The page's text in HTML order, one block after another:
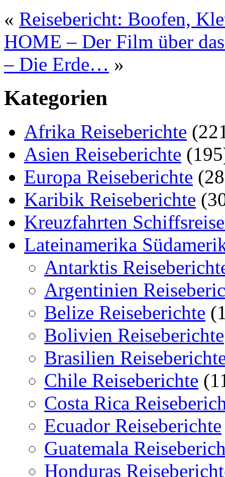
« Reisebericht: Boofen,
HOME – Der Film über
– Die Erde… »
Kategorien
Afrika Reiseberichte
Asien Reiseberichte
Europa Reiseberichte
Karibik Reiseberichte
Kreuzfahrten
Lateinamerika
Antarktis
Argentinien
Belize Reiseberichte
Bolivien Reiseberichte
Brasilien
Chile Reiseberichte
Costa Rica
Ecuador Reiseberichte
Guatemala
Honduras